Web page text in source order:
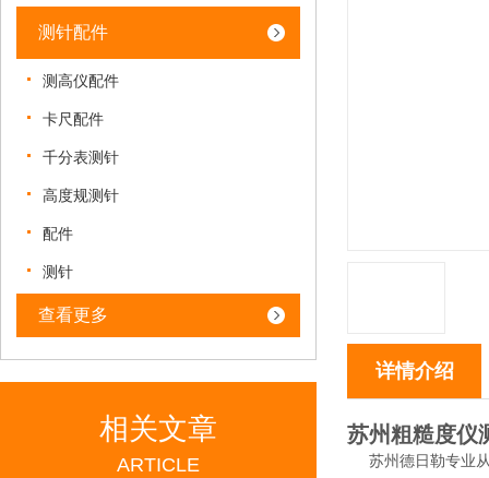
测针配件
测高仪配件
卡尺配件
千分表测针
高度规测针
配件
测针
查看更多
相关文章
ARTICLE
详情介绍
苏州粗糙度仪
苏州德日勒专业